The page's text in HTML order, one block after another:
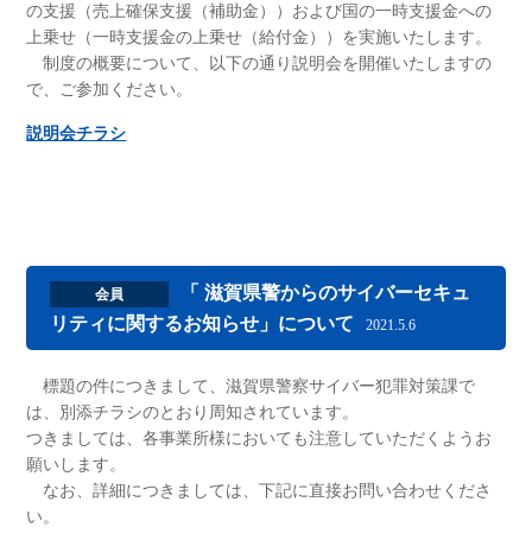
の支援（売上確保支援（補助金））および国の一時支援金への
上乗せ（一時支援金の上乗せ（給付金））を実施いたします。
制度の概要について、以下の通り説明会を開催いたしますの
で、ご参加ください。
説明会チラシ
会員
「 滋賀県警からのサイバーセキュ
リティに関するお知らせ」について
2021.5.6
標題の件につきまして、滋賀県警察サイバー犯罪対策課で
は、別添チラシのとおり周知されています。
つきましては、各事業所様においても注意していただくようお
願いします。
なお、詳細につきましては、下記に直接お問い合わせくださ
い。